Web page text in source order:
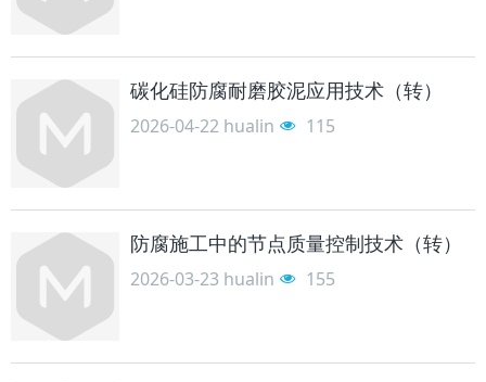
碳化硅防腐耐磨胶泥应用技术（转）
2026-04-22 hualin 115
防腐施工中的节点质量控制技术（转）
2026-03-23 hualin 155